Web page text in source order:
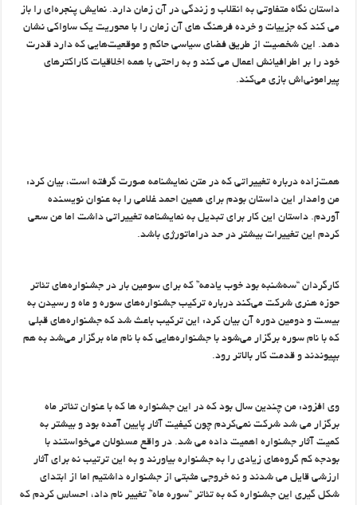
داستان نگاه متفاوتی به انقلاب و زندگی در آن زمان دارد. نمایش پنجره‌ای را باز
می کند که جزییات و خرده فرهنگ های آن زمان را با محوریت یک ساواکی نشان
دهد. این شخصیت از طریق فضای سیاسی حاکم و موقعیت‌هایی که دارد قدرت
خود را بر اطرافیانش اعمال می کند و به راحتی با همه اخلاقیات کاراکترهای
پیرامونی‌اش بازی می‌کند.
همت‌زاده درباره تغییراتی که در متن نمایشنامه صورت گرفته است، بیان کرد:
من وامدار این داستان بودم برای همین احمد غلامی را به عنوان نویسنده
آوردم. داستان این کار برای تبدیل به نمایشنامه تغییراتی داشت اما من سعی
کردم این تغییرات بیشتر در حد دراماتورژی باشد.
کارگردان “سه‌شنبه بود خوب یادمه” که برای سومین بار در جشنواره‌های تئاتر
حوزه هنری شرکت می‌کند درباره ترکیب جشنواره‌های سوره و ماه و رسیدن به
بیست و دومین دوره آن بیان کرد: این ترکیب باعث شد که جشنواره‌های قبلی
که با نام سوره برگزار می‌شود با جشنواره‌هایی که با نام ماه برگزار می‌شد به هم
بپیوندند و قدمت کار بالاتر رود.
وی افزود: من چندین سال بود که در این جشنواره ها که با عنوان تئاتر ماه
برگزار می شد شرکت نمی‌کردم چون کیفیت آثار پایین آمده بود و بیشتر به
کمیت آثار جشنواره اهمیت داده می شد. در واقع مسئولان می‌خواستند با
بودجه کم گروه‌های زیادی را به جشنواره بیاورند و به این ترتیب نه برای آثار
ارزشی قایل می شدند و نه خروجی مثبتی از جشنواره داشتیم اما از ابتدای
شکل گیری این جشنواره که به تئاتر “سوره ماه” تغییر نام داد، احساس کردم که